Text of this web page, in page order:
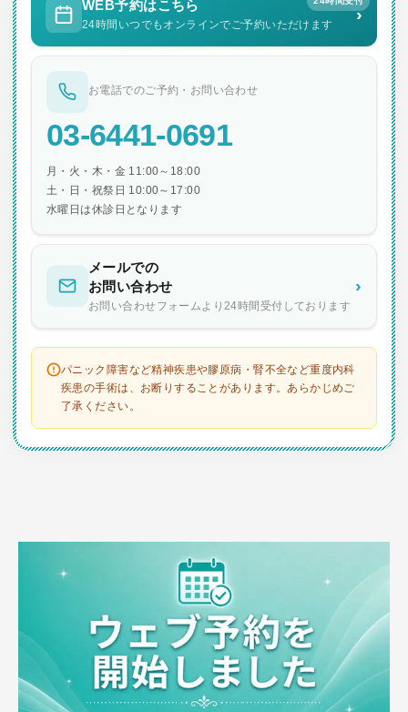
WEB予約はこちら
24時間いつでもオンラインでご予約いただけます ›
お電話でのご予約・お問い合わせ
03-6441-0691
月・火・木・金 11:00～18:00
土・日・祝祭日 10:00～17:00
水曜日は休診日となります
メールでの
お問い合わせ
お問い合わせフォームより24時間受付しております
›
パニック障害など精神疾患や膠原病・腎不全など重度内科
疾患の手術は、お断りすることがあります。あらかじめご
了承ください。